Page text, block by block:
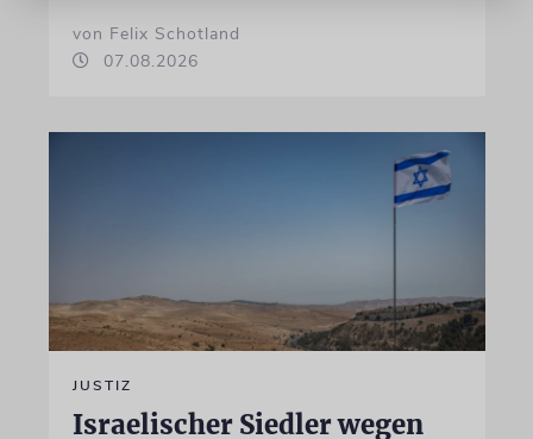
von Felix Schotland
07.08.2026
JUSTIZ
Israelischer Siedler wegen